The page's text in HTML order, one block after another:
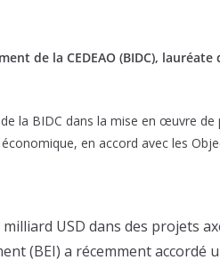
de la CEDEAO (BIDC),
la BIDC dans la mise en œuvre
en accord avec les
milliard USD dans des projets
(BEI) a récemment